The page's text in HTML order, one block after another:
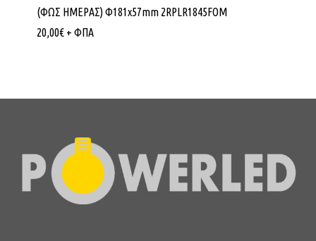
(ΦΩΣ ΗΜΕΡΑΣ) Φ181x57mm 2RPLR1845FOM
20,00€ + ΦΠΑ